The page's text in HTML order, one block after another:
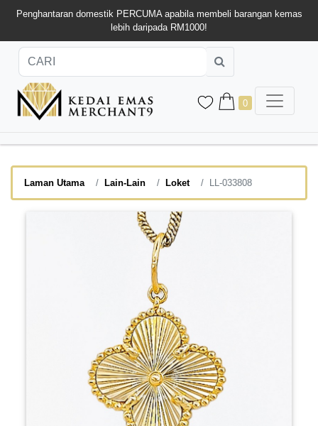
Penghantaran domestik PERCUMA apabila membeli barangan kemas
lebih daripada RM1000!
0
Laman Utama Lain-Lain Loket LL-033808